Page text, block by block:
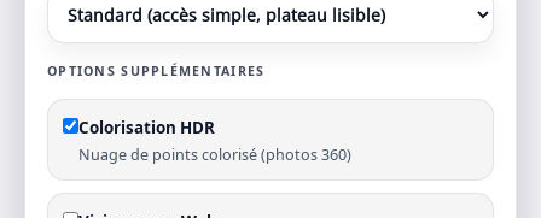
OPTIONS SUPPLÉMENTAIRES
Colorisation HDR
Nuage de points colorisé (photos 360)